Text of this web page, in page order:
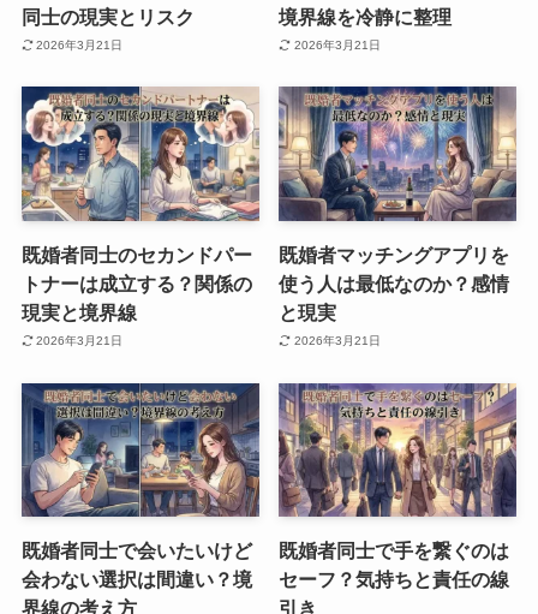
同士の現実とリスク
2026年3月21日
境界線を冷静に整理
2026年3月21日
既婚者同士のセカンドパー
トナーは成立する？関係の
現実と境界線
2026年3月21日
既婚者マッチングアプリを
使う人は最低なのか？感情
と現実
2026年3月21日
既婚者同士で会いたいけど
会わない選択は間違い？境
界線の考え方
既婚者同士で手を繋ぐのは
セーフ？気持ちと責任の線
引き